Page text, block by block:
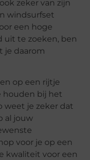
zeker van zijn
windsurfset
een hoge
uit te zoeken, ben
je daarom
op een rijtje
houden bij het
weet je zeker dat
al jouw
voor je op een
kwaliteit voor een